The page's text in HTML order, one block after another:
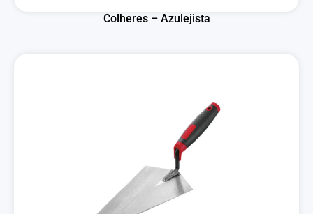
Colheres – Azulejista